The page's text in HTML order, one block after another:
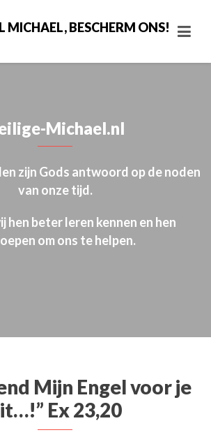
MICHAEL, BESCHERM ONS!
Michael.nl
zijn Gods antwoord op de noden
van onze tijd.
hen beter leren kennen en hen
om ons te helpen.
Mijn Engel voor je
Ex 23,20